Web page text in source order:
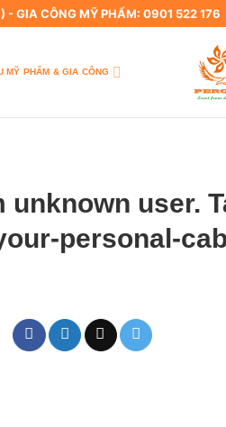
GIA CÔNG MỸ PHẨM: 0901 522 176
MỸ PHẨM & GIA CÔNG
unknown user.
personal-